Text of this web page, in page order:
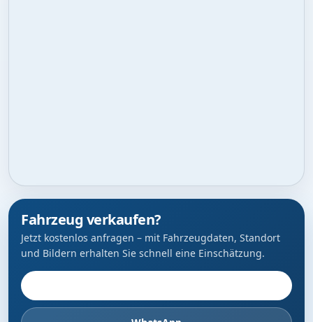
Fahrzeug verkaufen?
Jetzt kostenlos anfragen – mit Fahrzeugdaten, Standort
und Bildern erhalten Sie schnell eine Einschätzung.